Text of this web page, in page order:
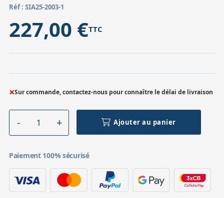
Réf : SIA25-2003-1
227,00 €TTC
×Sur commande, contactez-nous pour connaître le délai de livraison
Ajouter au panier
Paiement 100% sécurisé